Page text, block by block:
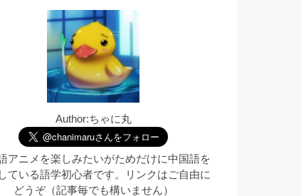
Author:ちゃに丸
アニメを楽しみたいがためだけに中国語を
ている語学初心者です。リンクはご自由に
どうぞ（記事毎でも構いません）